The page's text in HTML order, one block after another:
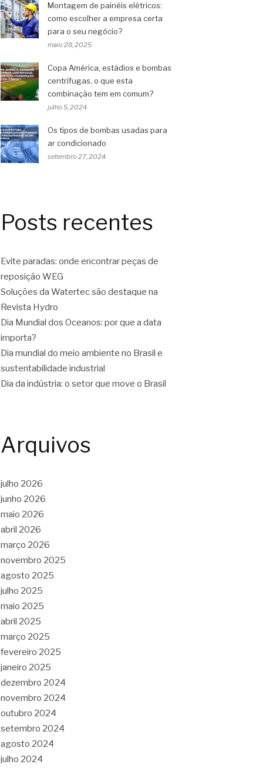
Montagem de painéis elétricos:
como escolher a empresa certa
para o seu negócio?
maio 28, 2025
Copa América, estádios e bombas
centrífugas, o que esta
combinação tem em comum?
julho 5, 2024
Os tipos de bombas usadas para
ar condicionado
setembro 27, 2024
Posts recentes
Evite paradas: onde encontrar peças de
reposição WEG
Soluções da Watertec são destaque na
Revista Hydro
Dia Mundial dos Oceanos: por que a data
importa?
Dia mundial do meio ambiente no Brasil e
sustentabilidade industrial
Dia da indústria: o setor que move o Brasil
Arquivos
julho 2026
junho 2026
maio 2026
abril 2026
março 2026
novembro 2025
agosto 2025
julho 2025
maio 2025
abril 2025
março 2025
fevereiro 2025
janeiro 2025
dezembro 2024
novembro 2024
outubro 2024
setembro 2024
agosto 2024
julho 2024